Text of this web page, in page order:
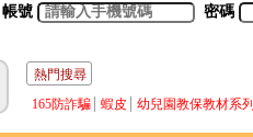
帳號 密碼
熱門搜尋
165防詐騙
蝦皮 幼兒園教保教材系列